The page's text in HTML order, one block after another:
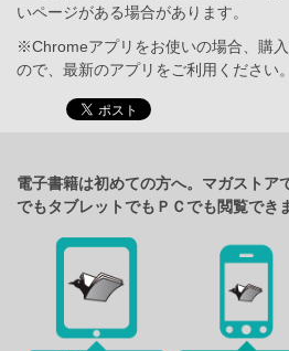
いページがある場合があります。
※Chromeアプリをお使いの場合、購
ので、最新のアプリをご利用ください。
電子書籍は初めての方へ。マガストア
でもタブレットでもＰＣでも閲覧でき